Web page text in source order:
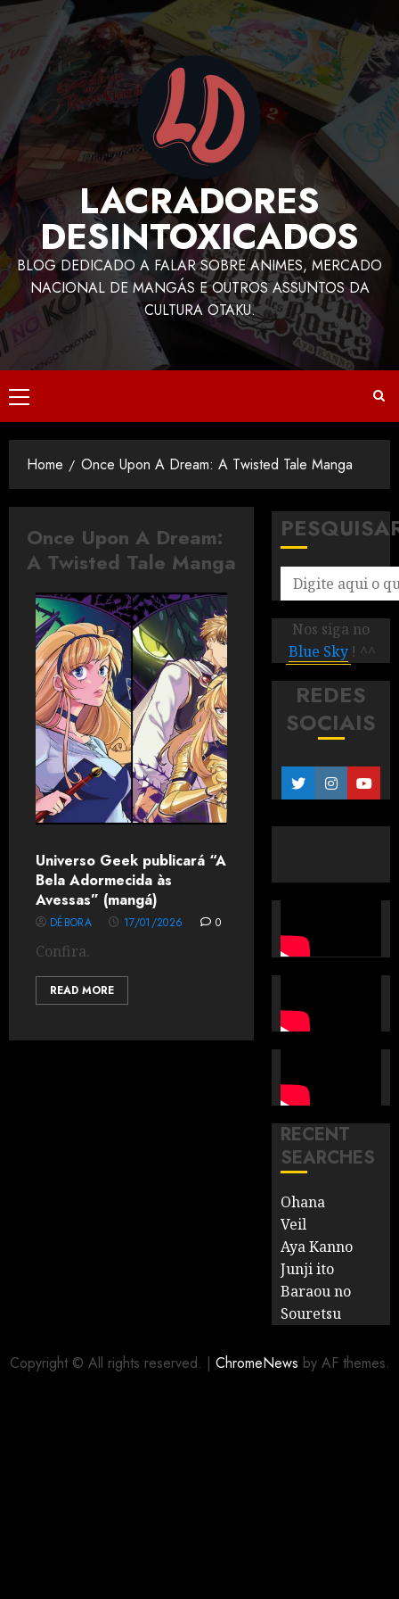
LACRADORES
DESINTOXICADOS
BLOG DEDICADO A FALAR SOBRE ANIMES, MERCADO
NACIONAL DE MANGÁS E OUTROS ASSUNTOS DA
CULTURA OTAKU.
Home Once Upon A Dream: A Twisted Tale Manga
Once Upon A Dream:
A Twisted Tale Manga
Universo Geek publicará “A
Bela Adormecida às
Avessas” (mangá)
DÉBORA 17/01/2026 0
Confira.
READ MORE
Nos siga no
Blue Sky ! ^^
REDES
SOCIAIS
RECENT
SEARCHES
Ohana
Veil
Aya Kanno
Junji ito
Baraou no
Souretsu
Copyright © All rights reserved. | ChromeNews by AF themes.